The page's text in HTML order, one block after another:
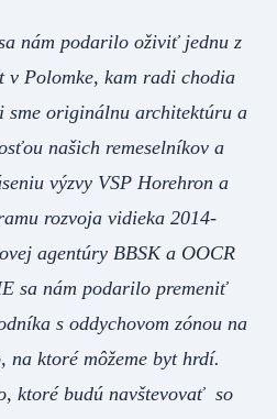
nám podarilo oživiť jednu z
Polomke, kam radi chodia
originálnu architektúru a
našich remeselníkov a
výzvy VSP Horehron a
rozvoja vidieka 2014-
agentúry BBSK a OOCR
sa nám podarilo premeniť
s oddychovom zónou na
na ktoré môžeme byt hrdí.
ktoré budú navštevovať so